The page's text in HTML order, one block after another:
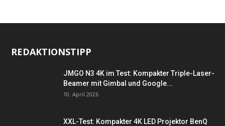
REDAKTIONSTIPP
JMGO N3 4K im Test: Kompakter Triple-Laser-
Beamer mit Gimbal und Google...
10. April 2026
XXL-Test: Kompakter 4K LED Projektor BenQ